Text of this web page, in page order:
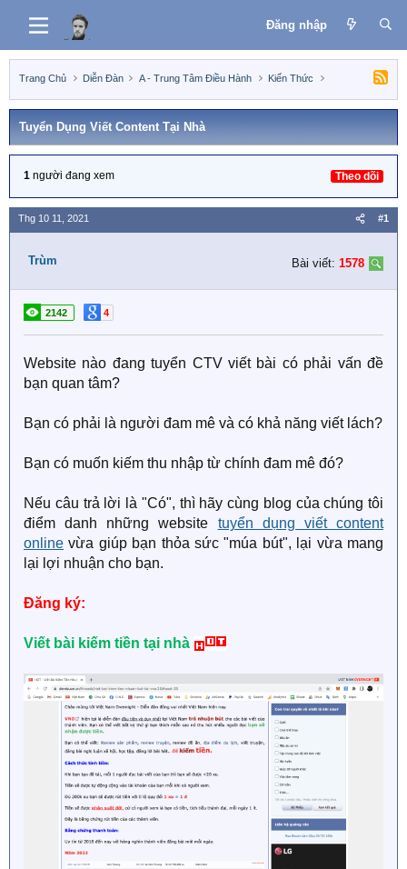
Đăng nhập
Trang Chủ Diễn Đàn A - Trung Tâm Điều Hành Kiến Thức
Tuyển Dụng Viết Content Tại Nhà
1 người đang xem Theo dõi
Thg 10 11, 2021 #1
Trùm Bài viết: 1578
2142 4
Website nào đang tuyển CTV viết bài có phải vấn đề
bạn quan tâm?
Bạn có phải là người đam mê và có khả năng viết lách?
Bạn có muốn kiếm thu nhập từ chính đam mê đó?
Nếu câu trả lời là "Có", thì hãy cùng blog của chúng tôi
điểm danh những website tuyển dụng viết content
online vừa giúp bạn thỏa sức "múa bút", lại vừa mang
lại lợi nhuận cho bạn.
Đăng ký:
Viết bài kiếm tiền tại nhà